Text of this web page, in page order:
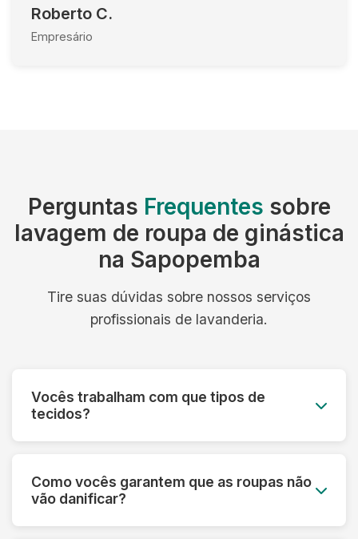
Roberto C.
Empresário
Perguntas Frequentes sobre
lavagem de roupa de ginástica
na Sapopemba
Tire suas dúvidas sobre nossos serviços
profissionais de lavanderia.
Vocês trabalham com que tipos de
tecidos?
tecidos sintéticos e técnicos. Cada material
Como vocês garantem que as roupas não
vão danificar?